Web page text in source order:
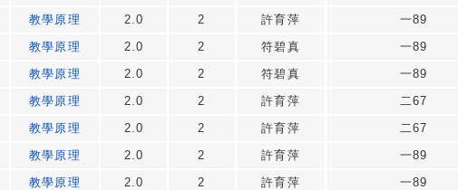
教學原理 2.0 2 許育萍
一89
教學原理 2.0 2 符碧真
一89
教學原理 2.0 2 符碧真
一89
教學原理 2.0 2 許育萍
二67
教學原理 2.0 2 許育萍
二67
教學原理 2.0 2 許育萍
一89
教學原理 2.0 2 許育萍
一89